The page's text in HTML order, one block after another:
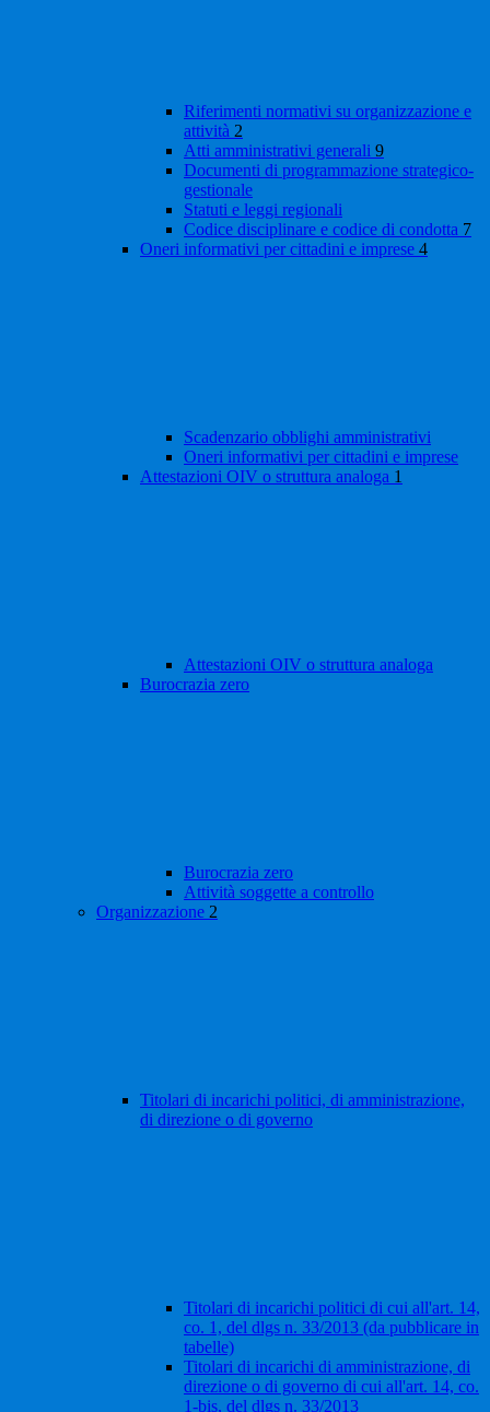
Riferimenti normativi su organizzazione e
attività 2
Atti amministrativi generali 9
Documenti di programmazione strategico-
gestionale
Statuti e leggi regionali
Codice disciplinare e codice di condotta 7
Oneri informativi per cittadini e imprese 4
Scadenzario obblighi amministrativi
Oneri informativi per cittadini e imprese
Attestazioni OIV o struttura analoga 1
Attestazioni OIV o struttura analoga
Burocrazia zero
Burocrazia zero
Attività soggette a controllo
Organizzazione 2
Titolari di incarichi politici, di amministrazione,
di direzione o di governo
Titolari di incarichi politici di cui all'art. 14,
co. 1, del dlgs n. 33/2013 (da pubblicare in
tabelle)
Titolari di incarichi di amministrazione, di
direzione o di governo di cui all'art. 14, co.
1-bis, del dlgs n. 33/2013